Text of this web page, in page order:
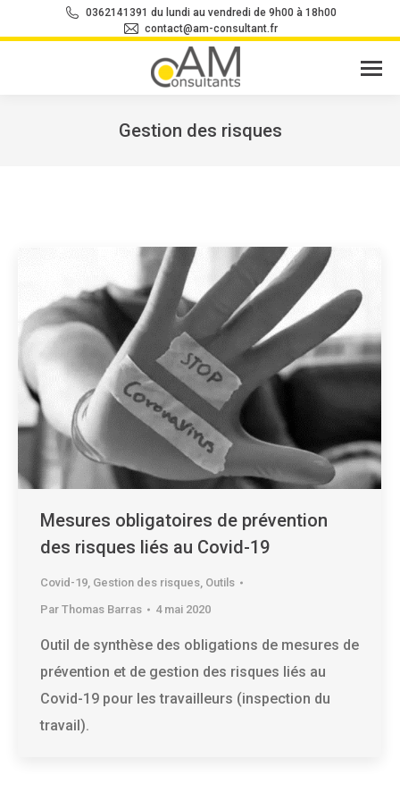
0362141391 du lundi au vendredi de 9h00 à 18h00
contact@am-consultant.fr
Gestion des risques
Mesures obligatoires de prévention
des risques liés au Covid-19
Covid-19, Gestion des risques, Outils
Par Thomas Barras 4 mai 2020
Outil de synthèse des obligations de mesures de
prévention et de gestion des risques liés au
Covid-19 pour les travailleurs (inspection du
travail).